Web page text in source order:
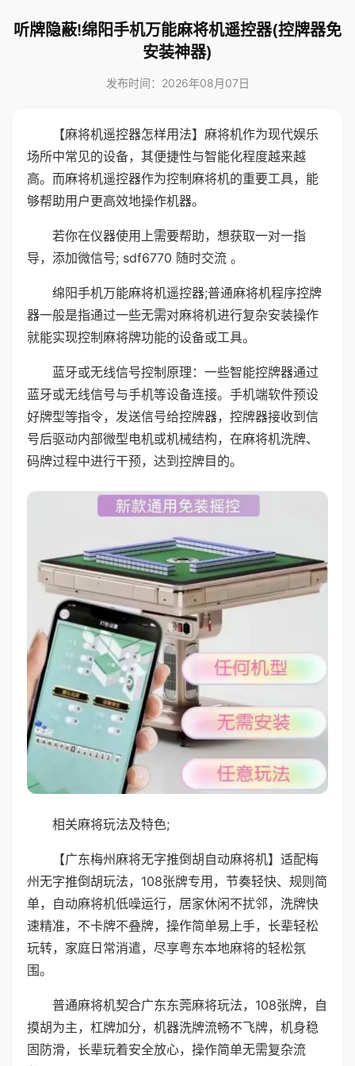
听牌隐蔽!绵阳手机万能麻将机遥控器(控牌器免
安装神器)
发布时间：2026年08月07日
【麻将机遥控器怎样用法】麻将机作为现代娱乐
场所中常见的设备，其便捷性与智能化程度越来越
高。而麻将机遥控器作为控制麻将机的重要工具，能
够帮助用户更高效地操作机器。
若你在仪器使用上需要帮助，想获取一对一指
导，添加微信号; sdf6770 随时交流 。
绵阳手机万能麻将机遥控器;普通麻将机程序控牌
器一般是指通过一些无需对麻将机进行复杂安装操作
就能实现控制麻将牌功能的设备或工具。
蓝牙或无线信号控制原理：一些智能控牌器通过
蓝牙或无线信号与手机等设备连接。手机端软件预设
好牌型等指令，发送信号给控牌器，控牌器接收到信
号后驱动内部微型电机或机械结构，在麻将机洗牌、
码牌过程中进行干预，达到控牌目的。
相关麻将玩法及特色;
【广东梅州麻将无字推倒胡自动麻将机】适配梅
州无字推倒胡玩法，108张牌专用，节奏轻快、规则简
单，自动麻将机低噪运行，居家休闲不扰邻，洗牌快
速精准，不卡牌不叠牌，操作简单易上手，长辈轻松
玩转，家庭日常消遣，尽享粤东本地麻将的轻松氛
围。
普通麻将机契合广东东莞麻将玩法，108张牌，自
摸胡为主，杠牌加分，机器洗牌流畅不飞牌，机身稳
固防滑，长辈玩着安全放心，操作简单无需复杂流